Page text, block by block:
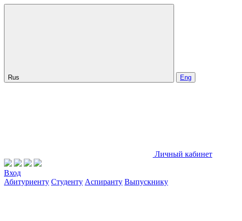
Rus Eng
Личный кабинет
Вход
Абитуриенту Студенту Аспиранту Выпускнику